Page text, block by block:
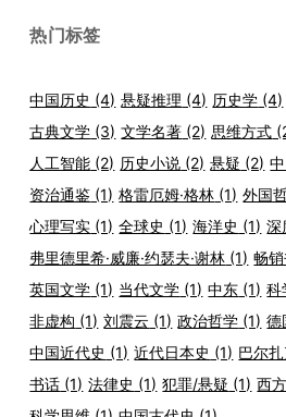
热门标签
中国历史 (4) 悬疑推理 (4) 历史学 (4)
古典文学 (3) 文学名著 (2) 思维方式
人工智能 (2) 历史小说 (2) 悬疑 (2)
资治通鉴 (1) 格雷厄姆·格林 (1) 外国
心理写实 (1) 全球史 (1) 海洋史 (1) 深
弗里德里希·威廉·约瑟夫·谢林 (1) 畅
英国文学 (1) 当代文学 (1) 中东 (1) 科
非虚构 (1) 刘震云 (1) 政治哲学 (1) 德
中国近代史 (1) 近代日本史 (1) 巴尔
书话 (1) 法律史 (1) 犯罪/悬疑 (1) 西